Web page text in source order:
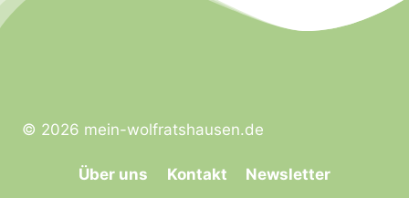
© 2026 mein-wolfratshausen.de
Über uns Kontakt Newsletter